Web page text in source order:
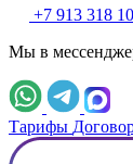
+7 913 318
Мы в
Тарифы